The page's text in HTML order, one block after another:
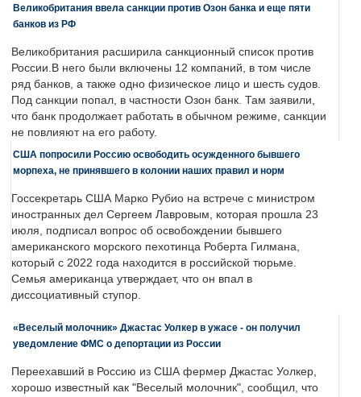
Великобритания ввела санкции против Озон банка и еще пяти
банков из РФ
Великобритания расширила санкционный список против
России.В него были включены 12 компаний, в том числе
ряд банков, а также одно физическое лицо и шесть судов.
Под санкции попал, в частности Озон банк. Там заявили,
что банк продолжает работать в обычном режиме, санкции
не повлияют на его работу.
США попросили Россию освободить осужденного бывшего
морпеха, не принявшего в колонии наших правил и норм
Госсекретарь США Марко Рубио на встрече с министром
иностранных дел Сергеем Лавровым, которая прошла 23
июля, подписал вопрос об освобождении бывшего
американского морского пехотинца Роберта Гилмана,
который с 2022 года находится в российской тюрьме.
Семья американца утверждает, что он впал в
диссоциативный ступор.
«Веселый молочник» Джастас Уолкер в ужасе - он получил
уведомление ФМС о депортации из России
Переехавший в Россию из США фермер Джастас Уолкер,
хорошо известный как "Веселый молочник", сообщил, что